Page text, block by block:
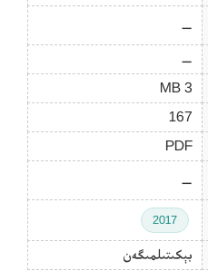
—
—
3 MB
167
PDF
—
2017
بېكىتىلمىگەن